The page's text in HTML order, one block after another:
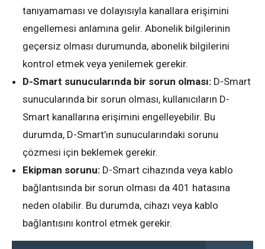
tanıyamaması ve dolayısıyla kanallara erişimini
engellemesi anlamına gelir. Abonelik bilgilerinin
geçersiz olması durumunda, abonelik bilgilerini
kontrol etmek veya yenilemek gerekir.
D-Smart sunucularında bir sorun olması: D-Smart
sunucularında bir sorun olması, kullanıcıların D-
Smart kanallarına erişimini engelleyebilir. Bu
durumda, D-Smart’ın sunucularındaki sorunu
çözmesi için beklemek gerekir.
Ekipman sorunu: D-Smart cihazında veya kablo
bağlantısında bir sorun olması da 401 hatasına
neden olabilir. Bu durumda, cihazı veya kablo
bağlantısını kontrol etmek gerekir.